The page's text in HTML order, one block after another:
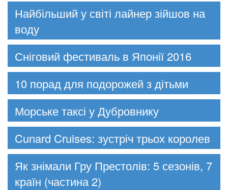
Найбільший у світі лайнер зійшов на
воду
Сніговий фестиваль в Японії 2016
10 порад для подорожей з дітьми
Морське таксі у Дубровнику
Cunard Cruises: зустріч трьох королев
Як знімали Гру Престолів: 5 сезонів, 7
країн (частина 2)